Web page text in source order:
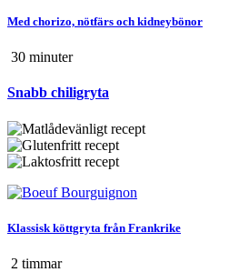
Med chorizo, nötfärs och kidneybönor
30 minuter
Snabb chiligryta
Klassisk köttgryta från Frankrike
2 timmar